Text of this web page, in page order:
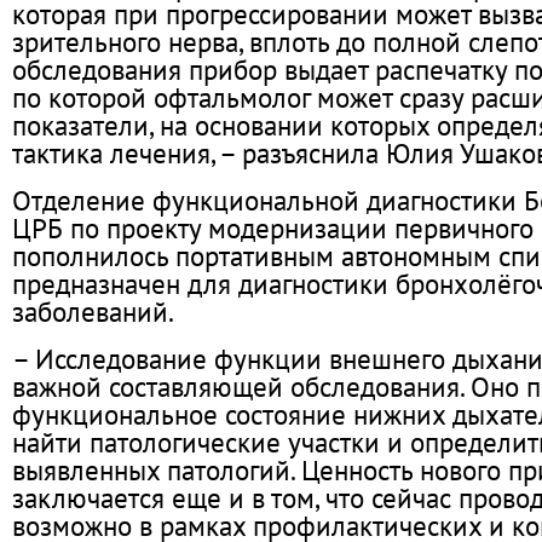
которая при прогрессировании может
зрительного нерва, вплоть до полной
обследования прибор выдает распечатку
по которой офтальмолог может сразу
показатели, на основании которых
тактика лечения, – разъяснила Юлия
Отделение функциональной диагностики
ЦРБ по проекту модернизации первичного
пополнилось портативным автономным
предназначен для диагностики
заболеваний.
– Исследование функции внешнего
важной составляющей обследования. Оно
функциональное состояние нижних
найти патологические участки и
выявленных патологий. Ценность нового
заключается еще и в том, что сейчас
возможно в рамках профилактических и